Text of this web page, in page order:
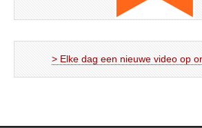
> Elke dag een nieuwe video op